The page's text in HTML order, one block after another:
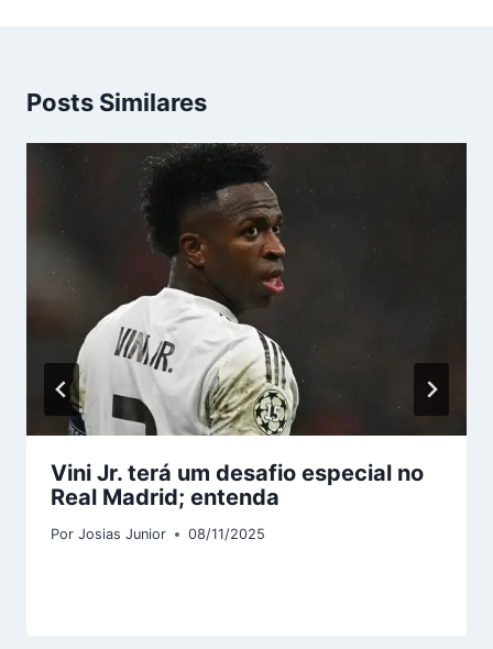
Posts Similares
Vini Jr. terá um desafio especial no
Real Madrid; entenda
Por Josias Junior 08/11/2025